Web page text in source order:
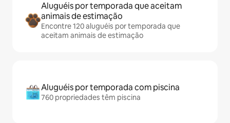
Aluguéis por temporada que aceitam
animais de estimação
Encontre 120 aluguéis por temporada que
aceitam animais de estimação
Aluguéis por temporada com piscina
760 propriedades têm piscina